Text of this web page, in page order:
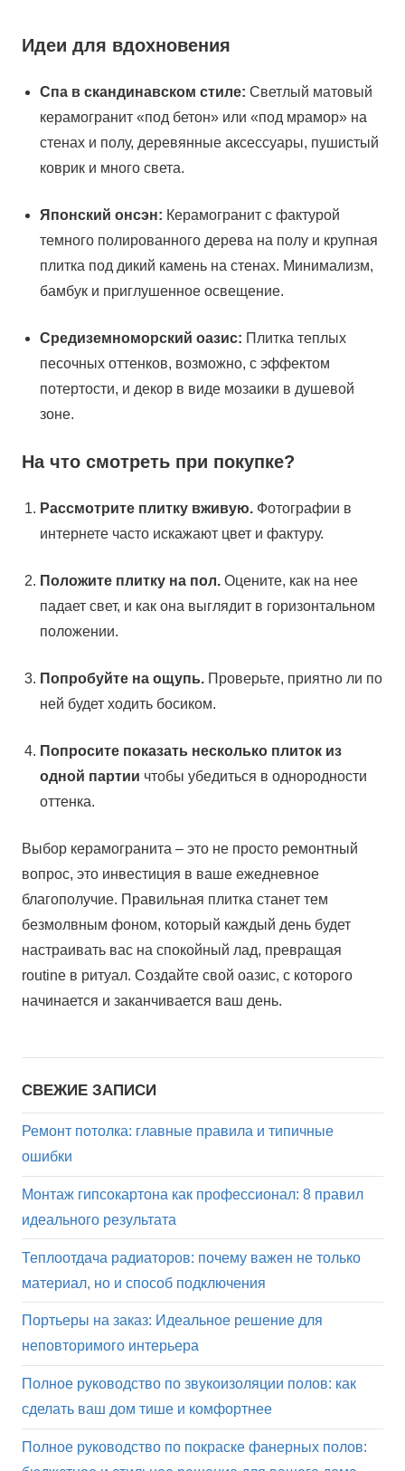
Идеи для вдохновения
Спа в скандинавском стиле: Светлый матовый
керамогранит «под бетон» или «под мрамор» на
стенах и полу, деревянные аксессуары, пушистый
коврик и много света.
Японский онсэн: Керамогранит с фактурой
темного полированного дерева на полу и крупная
плитка под дикий камень на стенах. Минимализм,
бамбук и приглушенное освещение.
Средиземноморский оазис: Плитка теплых
песочных оттенков, возможно, с эффектом
потертости, и декор в виде мозаики в душевой
зоне.
На что смотреть при покупке?
Рассмотрите плитку вживую. Фотографии в
интернете часто искажают цвет и фактуру.
Положите плитку на пол. Оцените, как на нее
падает свет, и как она выглядит в горизонтальном
положении.
Попробуйте на ощупь. Проверьте, приятно ли по
ней будет ходить босиком.
Попросите показать несколько плиток из
одной партии чтобы убедиться в однородности
оттенка.
Выбор керамогранита – это не просто ремонтный
вопрос, это инвестиция в ваше ежедневное
благополучие. Правильная плитка станет тем
безмолвным фоном, который каждый день будет
настраивать вас на спокойный лад, превращая
routine в ритуал. Создайте свой оазис, с которого
начинается и заканчивается ваш день.
СВЕЖИЕ ЗАПИСИ
Ремонт потолка: главные правила и типичные
ошибки
Монтаж гипсокартона как профессионал: 8 правил
идеального результата
Теплоотдача радиаторов: почему важен не только
материал, но и способ подключения
Портьеры на заказ: Идеальное решение для
неповторимого интерьера
Полное руководство по звукоизоляции полов: как
сделать ваш дом тише и комфортнее
Полное руководство по покраске фанерных полов: